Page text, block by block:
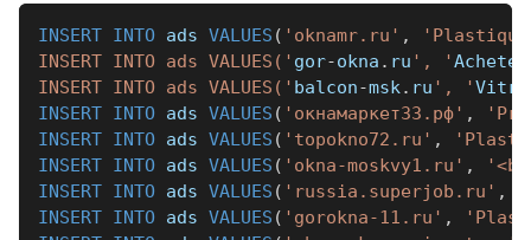
INSERT INTO ads VALUES ( 'oknamr.ru' ,
INSERT INTO ads VALUES(' gor-okna . ru ', '
INSERT INTO ads VALUES(' balcon-msk. ru ', '
INSERT INTO ads VALUES ( 'окнамаркет33.рф' ,
INSERT INTO ads VALUES ( 'topokno72.ru' ,
INSERT INTO ads VALUES ( 'okna-moskvy1.ru' ,
INSERT INTO ads VALUES ( 'russia.superjob.ru' ,
INSERT INTO ads VALUES ( 'gorokna-11.ru' ,